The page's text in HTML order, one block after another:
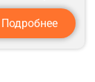
Подробнее